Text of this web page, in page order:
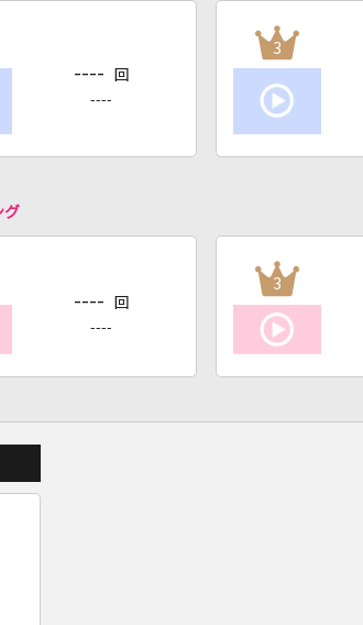
---- 回
----
3
グ
---- 回
----
3